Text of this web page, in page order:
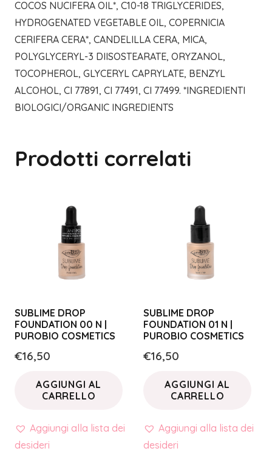
COCOS NUCIFERA OIL*, C10-18 TRIGLYCERIDES,
HYDROGENATED VEGETABLE OIL, COPERNICIA
CERIFERA CERA*, CANDELILLA CERA, MICA,
POLYGLYCERYL-3 DIISOSTEARATE, ORYZANOL,
TOCOPHEROL, GLYCERYL CAPRYLATE, BENZYL
ALCOHOL, CI 77891, CI 77491, CI 77499. *INGREDIENTI
BIOLOGICI/ORGANIC INGREDIENTS
Prodotti correlati
SUBLIME DROP
FOUNDATION 00 N |
PUROBIO COSMETICS
€16,50
AGGIUNGI AL
CARRELLO
Aggiungi alla lista dei
desideri
SUBLIME DROP
FOUNDATION 01 N |
PUROBIO COSMETICS
€16,50
AGGIUNGI AL
CARRELLO
Aggiungi alla lista dei
desideri